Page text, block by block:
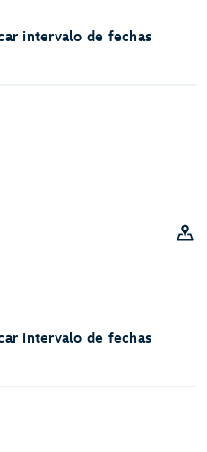
intervalo de fechas
intervalo de fechas